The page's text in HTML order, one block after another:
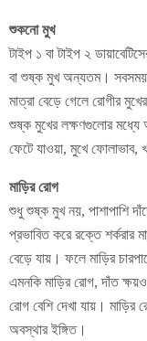
শুকনো মুখ
টাইপ ১ বা টাইপ ২
বা শুষ্ক মুখ অন্যতম। সবসময়
মাত্রা বেড়ে গেলে রোগীর
শুষ্ক মুখের লক্ষণগুলোর মধ্যে
ফেটে যাওয়া, মুখে ফোলাভাব,
মাড়ির রোগ
শুধু শুষ্ক মুখ নয়, পাশাপাশি
প্রভাবিত করে রক্তে শর্করার
বেড়ে যায়। ফলে মাড়ির
এমনকি মাড়ির রোগ, দাঁত ক্ষয়ও
রোগ বেশি দেখা যায়। মাড়ির
অবস্থার ইঙ্গিত।